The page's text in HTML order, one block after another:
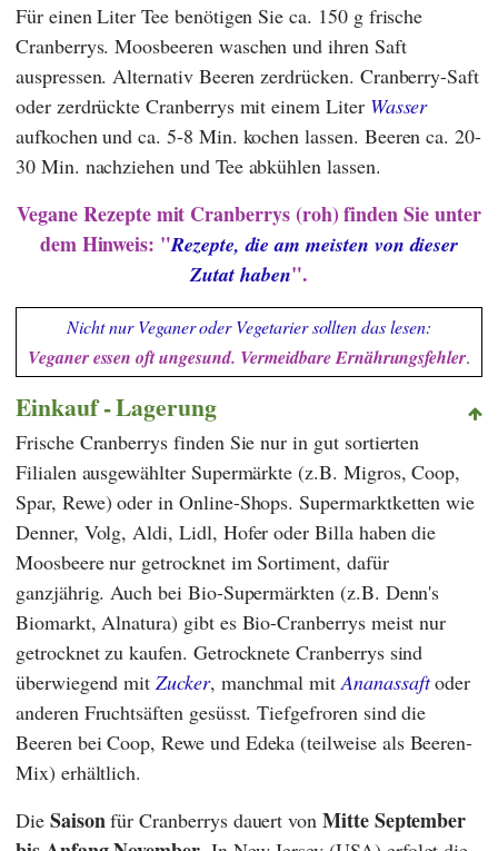
Für einen Liter Tee benötigen Sie ca. 150 g frische
Cranberrys. Moosbeeren waschen und ihren Saft
auspressen. Alternativ Beeren zerdrücken. Cranberry-Saft
oder zerdrückte Cranberrys mit einem Liter Wasser
aufkochen und ca. 5-8 Min. kochen lassen. Beeren ca. 20-
30 Min. nachziehen und Tee abkühlen lassen.
Vegane Rezepte mit Cranberrys (roh) finden Sie unter
dem Hinweis: "Rezepte, die am meisten von dieser
Zutat haben".
Nicht nur Veganer oder Vegetarier sollten das lesen:
Veganer essen oft ungesund. Vermeidbare Ernährungsfehler.
Einkauf - Lagerung
Frische Cranberrys finden Sie nur in gut sortierten
Filialen ausgewählter Supermärkte (z.B. Migros,Coop,
Spar, Rewe) oder in Online-Shops. Supermarktketten wie
Denner, Volg,Aldi, Lidl, Hofer oderBillahaben die
Moosbeere nur getrocknet im Sortiment, dafür
ganzjährig. Auch bei Bio-Supermärkten (z.B. Denn's
Biomarkt,Alnatura) gibt es Bio-Cranberrys meist nur
getrocknet zu kaufen. Getrocknete Cranberrys sind
überwiegend mitZucker, manchmal mitAnanassaftoder
anderen Fruchtsäften gesüsst. Tiefgefroren sind die
Beeren beiCoop,Reweund Edeka (teilweise als Beeren-
Mix) erhältlich.
Die Saisonfür Cranberrys dauert vonMitte September